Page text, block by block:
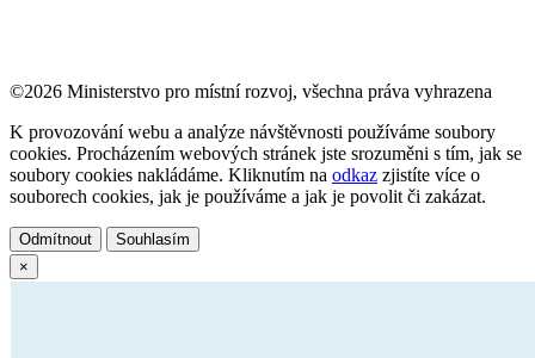
©2026 Ministerstvo pro místní rozvoj, všechna práva vyhrazena
K provozování webu a analýze návštěvnosti používáme soubory
cookies. Procházením webových stránek jste srozuměni s tím, jak se
soubory cookies nakládáme. Kliknutím na odkaz zjistíte více o
souborech cookies, jak je používáme a jak je povolit či zakázat.
Odmítnout
Souhlasím
×